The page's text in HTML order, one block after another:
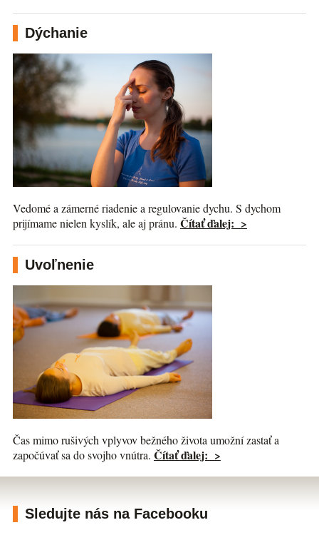
Dýchanie
Vedomé a zámerné riadenie a regulovanie dychu. S dychom
prijímame nielen kyslík, ale aj pránu. Čítať ďalej: >
Uvoľnenie
Čas mimo rušivých vplyvov bežného života umožní zastať a
započúvať sa do svojho vnútra. Čítať ďalej: >
Sledujte nás na Facebooku